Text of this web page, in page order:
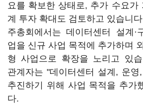
요를 확보한 상태로, 추가 수요가
계 투자 확대도 검토하고 있습니
주총회에서는 데이터센터 설계·
업을 신규 사업 목적에 추가하며
형 사업으로 확장을 노리고 있
관계자는 "데이터센터 설계, 운
추진하기 위해 사업 목적을 추가
다.